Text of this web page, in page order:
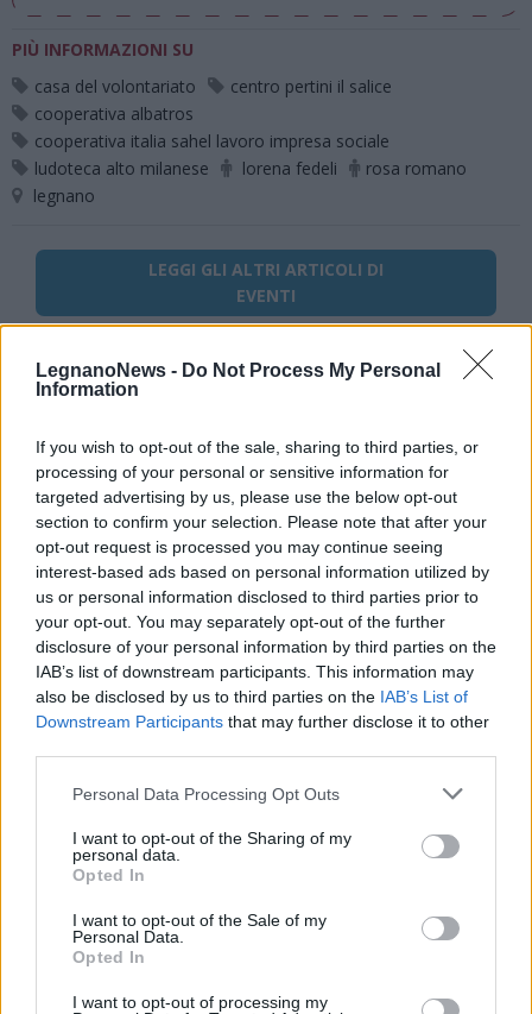
LegnanoNews - Do Not Process My Personal
Information
If you wish to opt-out of the sale, sharing to third parties, or
processing of your personal or sensitive information for
targeted advertising by us, please use the below opt-out
section to confirm your selection. Please note that after your
opt-out request is processed you may continue seeing
interest-based ads based on personal information utilized by
us or personal information disclosed to third parties prior to
your opt-out. You may separately opt-out of the further
disclosure of your personal information by third parties on the
IAB’s list of downstream participants. This information may
also be disclosed by us to third parties on the IAB’s List of
Downstream Participants that may further disclose it to other
Personal Data Processing Opt Outs
I want to opt-out of the Sharing of my
personal data.
Opted In
I want to opt-out of the Sale of my
Personal Data.
Opted In
I want to opt-out of processing my
PIÙ INFORMAZIONI SU
casa del volontariato
centro pertini il salice
cooperativa albatros
cooperativa italia sahel lavoro impresa sociale
ludoteca alto milanese
lorena fedeli
rosa romano
legnano
LEGGI GLI ALTRI ARTICOLI DI
EVENTI
Selezioniamo per te
Il meglio di
Iscriviti alla
newsletter
articolo.
L'email è richiesta ma non verrà mostrata ai visitatori. Il contenuto di questo
commento esprime il pensiero dell'autore e non rappresenta la linea editoriale
di VareseNews.it, che rimane autonoma e indipendente. I messaggi inclusi nei
commenti non sono testi giornalistici, ma post inviati dai singoli lettori che